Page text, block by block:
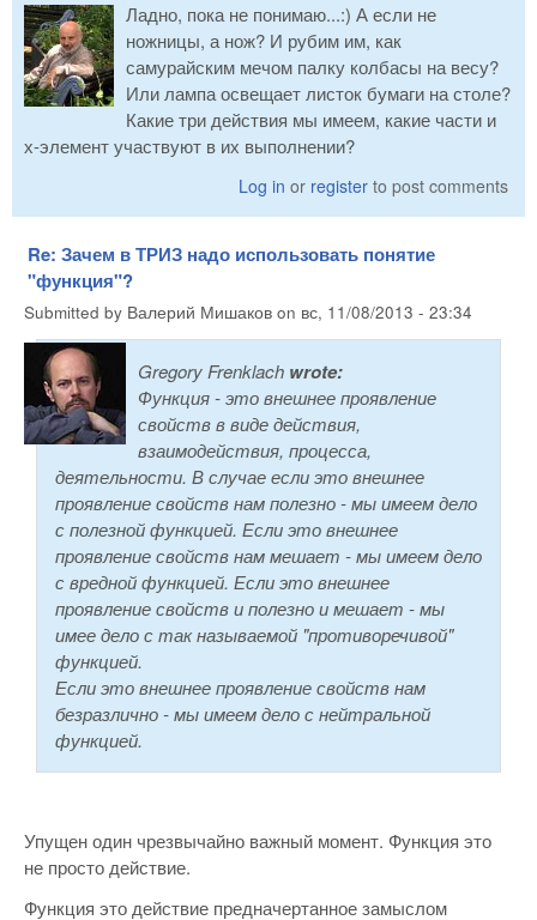
Ладно, пока не понимаю...:) А если не
ножницы, а нож? И рубим им, как
самурайским мечом палку колбасы на весу?
Или лампа освещает листок бумаги на столе?
Какие три действия мы имеем, какие части и
х-элемент участвуют в их выполнении?
Log in or register to post comments
Re: Зачем в ТРИЗ надо использовать понятие
"функция"?
Submitted by Валерий Мишаков on вс, 11/08/2013 - 23:34
Gregory Frenklach wrote:
Функция - это внешнее проявление
свойств в виде действия,
взаимодействия, процесса,
деятельности. В случае если это внешнее
проявление свойств нам полезно - мы имеем дело
с полезной функцией. Если это внешнее
проявление свойств нам мешает - мы имеем дело
с вредной функцией. Если это внешнее
проявление свойств и полезно и мешает - мы
имее дело с так называемой "противоречивой"
функцией.
Если это внешнее проявление свойств нам
безразлично - мы имеем дело с нейтральной
функцией.
Упущен один чрезвычайно важный момент. Функция это
не просто действие.
Функция это действие предначертанное замыслом